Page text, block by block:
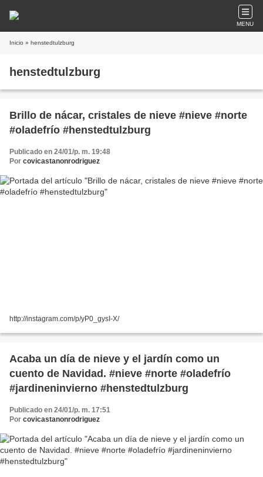
MENU
Inicio » henstedtulzburg
henstedtulzburg
Brillo de nácar, cristales de nieve #nieve #norte
#oladefrío #henstedtulzburg
Publicado en 24/01/p. m. 19:48
Por covicastanonrodriguez
http://instagram.com/p/yP0_gysI-X/
Acaba un día de nieve y el jardín como un
cuento de Navidad. #nieve #norte #oladefrío
#jardineninvierno #henstedtulzburg
Publicado en 24/01/p. m. 17:51
Por covicastanonrodriguez